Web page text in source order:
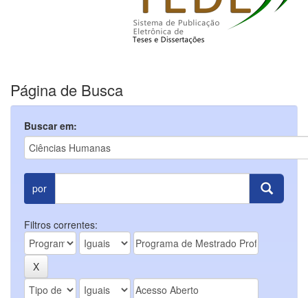
Página de Busca
Buscar em:
por
Filtros correntes: